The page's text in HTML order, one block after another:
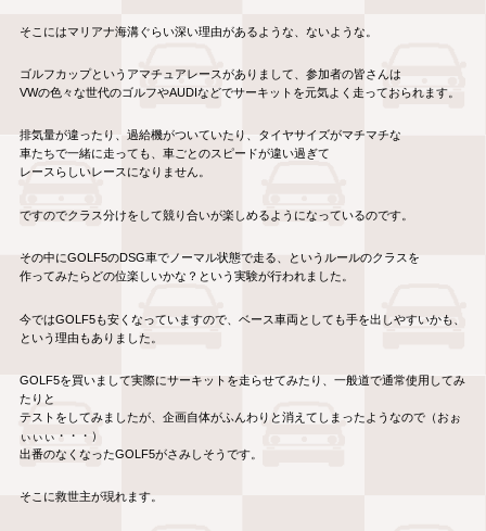
そこにはマリアナ海溝ぐらい深い理由があるような、ないような。
ゴルフカップというアマチュアレースがありまして、参加者の皆さんは
VWの色々な世代のゴルフやAUDIなどでサーキットを元気よく走っておられます。
排気量が違ったり、過給機がついていたり、タイヤサイズがマチマチな
車たちで一緒に走っても、車ごとのスピードが違い過ぎて
レースらしいレースになりません。
ですのでクラス分けをして競り合いが楽しめるようになっているのです。
その中にGOLF5のDSG車でノーマル状態で走る、というルールのクラスを
作ってみたらどの位楽しいかな？という実験が行われました。
今ではGOLF5も安くなっていますので、ベース車両としても手を出しやすいかも、
という理由もありました。
GOLF5を買いまして実際にサーキットを走らせてみたり、一般道で通常使用してみ
たりと
テストをしてみましたが、企画自体がふんわりと消えてしまったようなので（おぉ
ぃぃぃ・・・）
出番のなくなったGOLF5がさみしそうです。
そこに救世主が現れます。